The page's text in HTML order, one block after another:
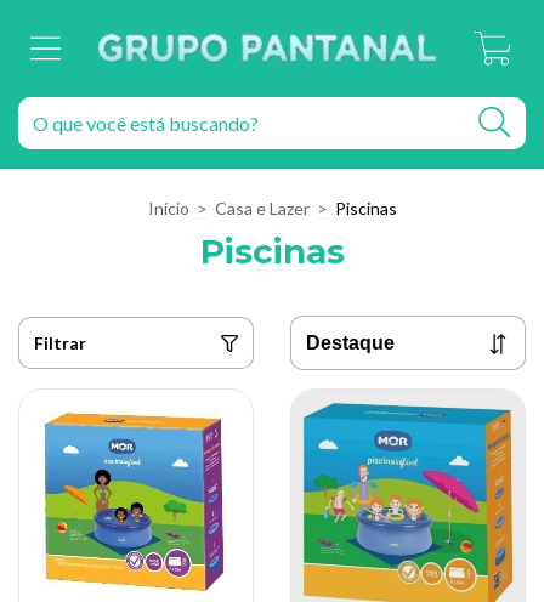
Início > Casa e Lazer > Piscinas
Piscinas
Filtrar